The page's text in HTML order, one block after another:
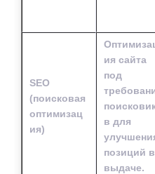
SEO
(поисковая
оптимизац
ия)
ия сайта
под
в для
позиций в
выдаче.